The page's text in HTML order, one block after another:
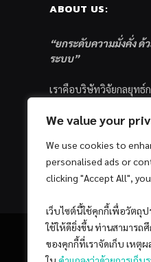
We value your
We use cookies to
personalised ads or
clicking "Accept All",
เว็บไซต์นี้ใช้คุกกี้เพื่อวัตถุ
ใช้ให้ดียิ่งขึ้น ท่านสามารถ
ของคุกกี้ที่เราจัดเก็บ เหตุ
ABOUT US:
“ยกระดับความมั่งคั่ง ด้
ระบบ”
เราคือบริษัทวิจัยกลยุทธ์
ส่วนบุคคล ซึ่งมีเป้าหมา
ด้วยแนวคิดและกระบว
Quantitative &